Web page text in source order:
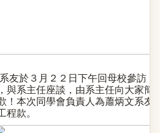
友於３月２２日下午回母校參訪
與系主任座談，由系主任向大家簡
！本次同學會負責人為蕭炳文系友
程款。